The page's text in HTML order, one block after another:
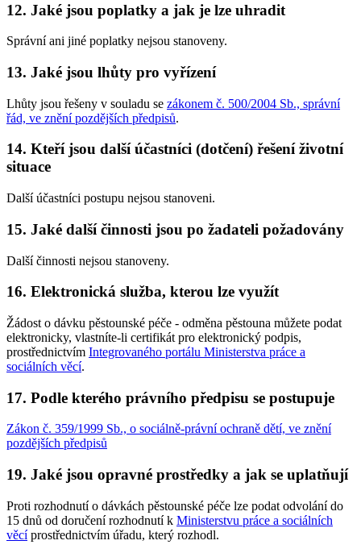
12. Jaké jsou poplatky a jak je lze uhradit
Správní ani jiné poplatky nejsou stanoveny.
13. Jaké jsou lhůty pro vyřízení
Lhůty jsou řešeny v souladu se zákonem č. 500/2004 Sb., správní
řád, ve znění pozdějších předpisů.
14. Kteří jsou další účastníci (dotčení) řešení životní
situace
Další účastníci postupu nejsou stanoveni.
15. Jaké další činnosti jsou po žadateli požadovány
Další činnosti nejsou stanoveny.
16. Elektronická služba, kterou lze využít
Žádost o dávku pěstounské péče - odměna pěstouna můžete podat
elektronicky, vlastníte-li certifikát pro elektronický podpis,
prostřednictvím Integrovaného portálu Ministerstva práce a
sociálních věcí.
17. Podle kterého právního předpisu se postupuje
Zákon č. 359/1999 Sb., o sociálně-právní ochraně dětí, ve znění
pozdějších předpisů
19. Jaké jsou opravné prostředky a jak se uplatňují
Proti rozhodnutí o dávkách pěstounské péče lze podat odvolání do
15 dnů od doručení rozhodnutí k Ministerstvu práce a sociálních
věcíprostřednictvím úřadu, který rozhodl.